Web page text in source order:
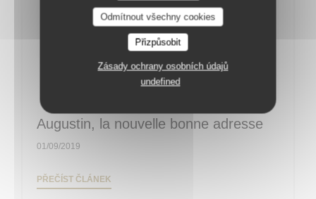
Odmítnout všechny cookies
Přizpůsobit
Zásady ochrany osobních údajů
undefined
Augustin, la nouvelle bonne adresse
01/09/2019
PŘEČÍST ČLÁNEK